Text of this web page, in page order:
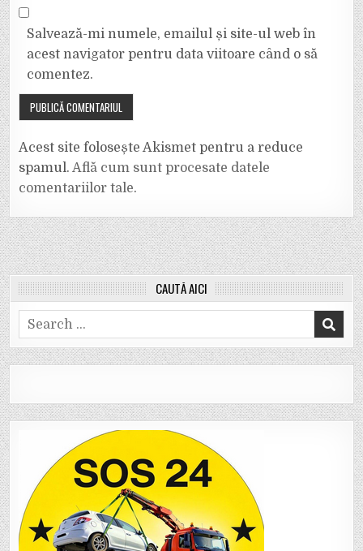
Salvează-mi numele, emailul și site-ul web în
acest navigator pentru data viitoare când o să
comentez.
Acest site folosește Akismet pentru a reduce
spamul.Află cum sunt procesate datele
comentariilor tale.
CAUTĂ AICI
Search
for: